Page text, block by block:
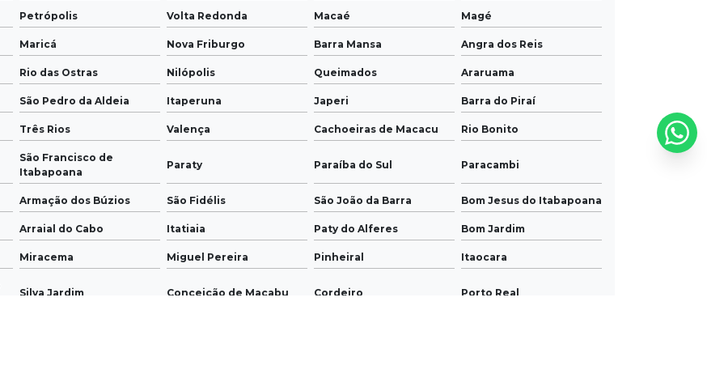
Petrópolis Volta Redonda Macaé Magé
Maricá Nova Friburgo Barra Mansa Angra dos Reis
Rio das Ostras Nilópolis Queimados Araruama
São Pedro da Aldeia Itaperuna Japeri Barra do Piraí
Três Rios Valença Cachoeiras de Macacu Rio Bonito
São Francisco de
Itabapoana
Paraty Paraíba do Sul Paracambi
Armação dos Búzios São Fidélis São João da Barra Bom Jesus do Itabapoana
Arraial do Cabo Itatiaia Paty do Alferes Bom Jardim
Miracema Miguel Pereira Pinheiral Itaocara
Silva Jardim Conceição de Macabu Cordeiro Porto Real